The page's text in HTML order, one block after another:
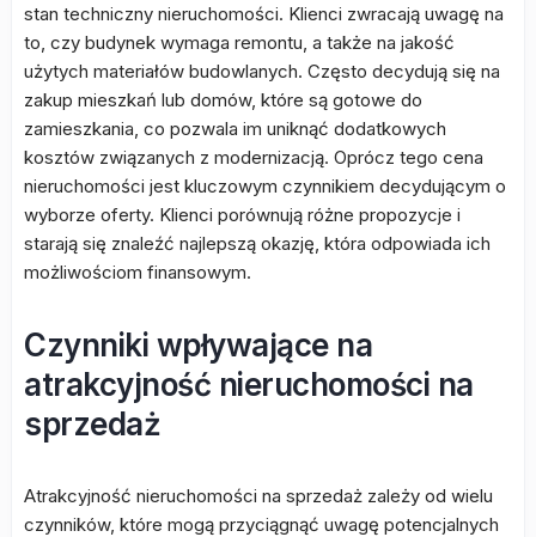
stan techniczny nieruchomości. Klienci zwracają uwagę na
to, czy budynek wymaga remontu, a także na jakość
użytych materiałów budowlanych. Często decydują się na
zakup mieszkań lub domów, które są gotowe do
zamieszkania, co pozwala im uniknąć dodatkowych
kosztów związanych z modernizacją. Oprócz tego cena
nieruchomości jest kluczowym czynnikiem decydującym o
wyborze oferty. Klienci porównują różne propozycje i
starają się znaleźć najlepszą okazję, która odpowiada ich
możliwościom finansowym.
Czynniki wpływające na
atrakcyjność nieruchomości na
sprzedaż
Atrakcyjność nieruchomości na sprzedaż zależy od wielu
czynników, które mogą przyciągnąć uwagę potencjalnych